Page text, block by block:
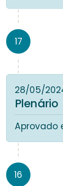
17
28/05/
Plenário
Aprovado
16